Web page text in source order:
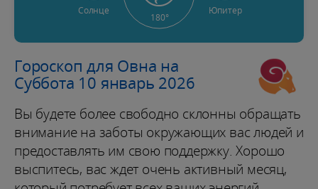
Солнце Юпитер
180°
Гороскоп для Овна на
Суббота 10 январь 2026
Вы будете более свободно склонны обращать
внимание на заботы окружающих вас людей и
предоставлять им свою поддержку. Хорошо
выспитесь, вас ждет очень активный месяц,